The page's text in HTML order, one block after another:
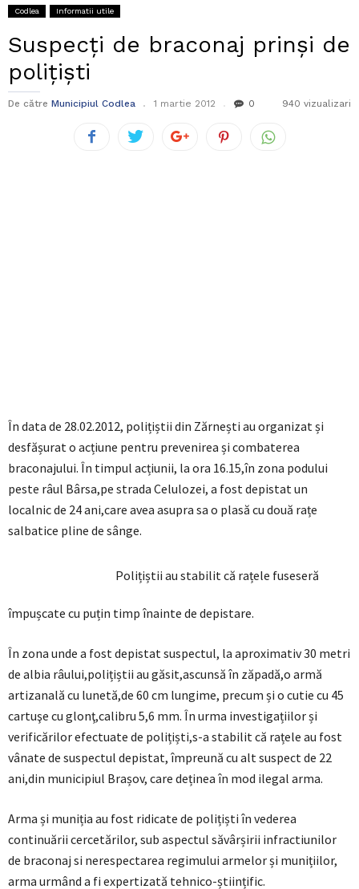
Codlea Informatii utile
Suspecţi de braconaj prinşi de
poliţişti
De către Municipiul Codlea 1 martie 2012 0 940 vizualizari
În data de 28.02.2012, polițiștii din Zărnești au organizat și
desfășurat o acțiune pentru prevenirea și combaterea
braconajului. În timpul acțiunii, la ora 16.15,în zona podului
peste râul Bârsa,pe strada Celulozei, a fost depistat un
localnic de 24 ani,care avea asupra sa o plasă cu două rațe
salbatice pline de sânge.
Polițiștii au stabilit că rațele fuseseră
împușcate cu puțin timp înainte de depistare.
În zona unde a fost depistat suspectul, la aproximativ 30 metri
de albia râului,polițiștii au găsit,ascunsă în zăpadă,o armă
artizanală cu lunetă,de 60 cm lungime, precum și o cutie cu 45
cartuşe cu glonţ,calibru 5,6 mm. În urma investigațiilor și
verificărilor efectuate de polițiști,s-a stabilit că rațele au fost
vânate de suspectul depistat, împreună cu alt suspect de 22
ani,din municipiul Brașov, care deținea în mod ilegal arma.
Arma și muniția au fost ridicate de polițiști în vederea
continuării cercetărilor, sub aspectul săvârșirii infractiunilor
de braconaj si nerespectarea regimului armelor și munițiilor,
arma urmând a fi expertizată tehnico-științific.